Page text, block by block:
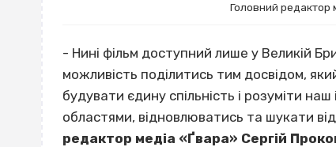
Головний редактор
- Нині фільм доступний лише у Великій
можливість поділитись тим досвідом,
будувати єдину спільність і розуміти
областями, відновлюватись та шукати
редактор медіа «Ґвара» Сергій